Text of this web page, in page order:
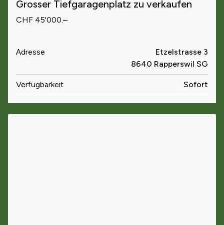
Grosser Tiefgaragenplatz zu verkaufen
CHF 45'000.–
Adresse
Etzelstrasse 3
8640 Rapperswil SG
Verfügbarkeit Sofort